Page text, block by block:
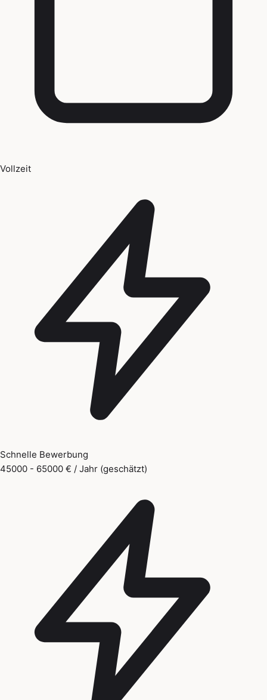
Vollzeit
Schnelle Bewerbung
45000 - 65000 € / Jahr (geschätzt)